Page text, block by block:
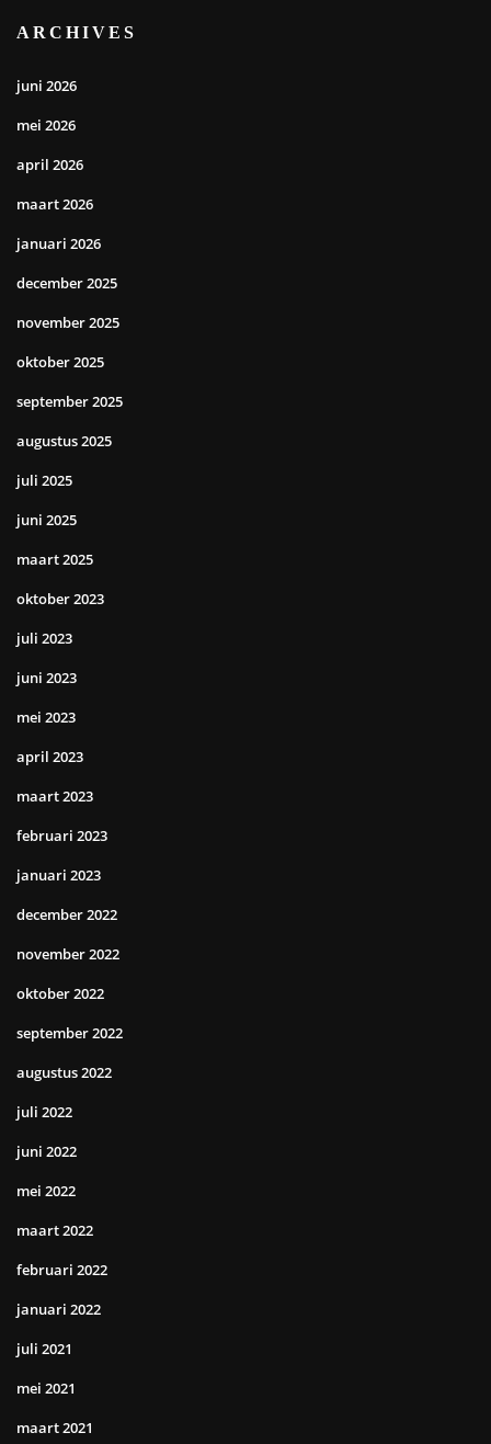
ARCHIVES
juni 2026
mei 2026
april 2026
maart 2026
januari 2026
december 2025
november 2025
oktober 2025
september 2025
augustus 2025
juli 2025
juni 2025
maart 2025
oktober 2023
juli 2023
juni 2023
mei 2023
april 2023
maart 2023
februari 2023
januari 2023
december 2022
november 2022
oktober 2022
september 2022
augustus 2022
juli 2022
juni 2022
mei 2022
maart 2022
februari 2022
januari 2022
juli 2021
mei 2021
maart 2021